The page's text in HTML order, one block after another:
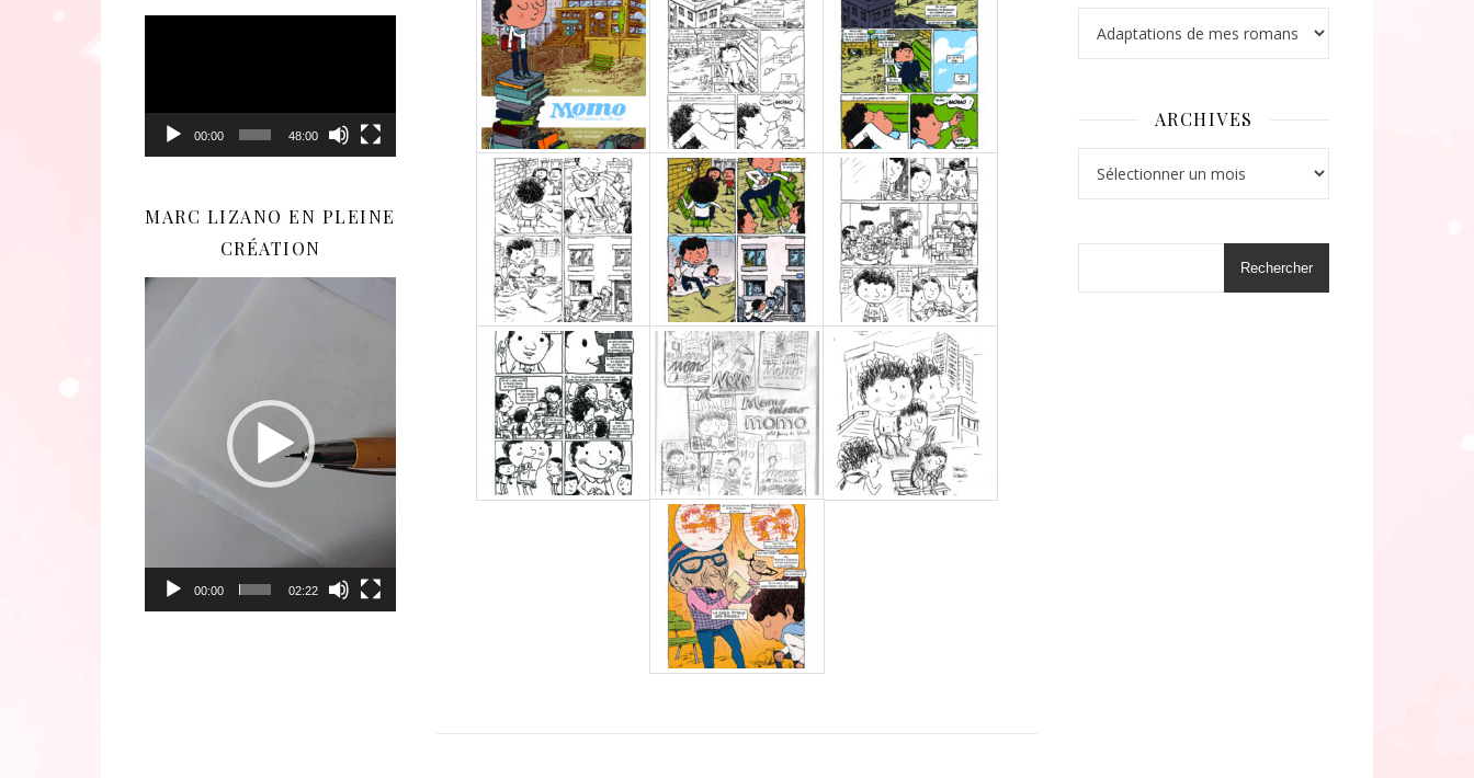
00:00 48:00
MARC LIZANO EN PLEINE
CRÉATION
Lecteur
vidéo
00:00 02:22
ARCHIVES
Rechercher